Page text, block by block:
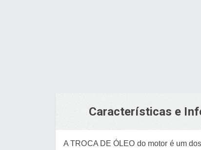
Características e
A TROCA DE ÓLEO do motor é um